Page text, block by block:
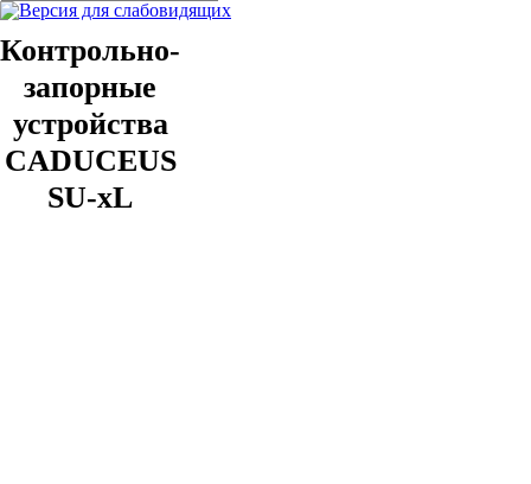
Контрольно-
запорные
устройства
CADUCEUS
SU-xL